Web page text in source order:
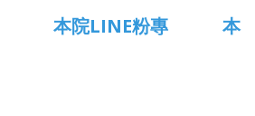
本院LINE粉專
本